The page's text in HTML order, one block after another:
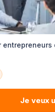
Je veux